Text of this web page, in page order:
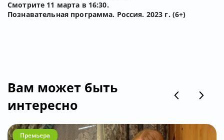
Смотрите 11 марта в 16:30.
Познавательная программа. Россия. 2023 г. (6+)
Вам может быть
интересно
Премьера